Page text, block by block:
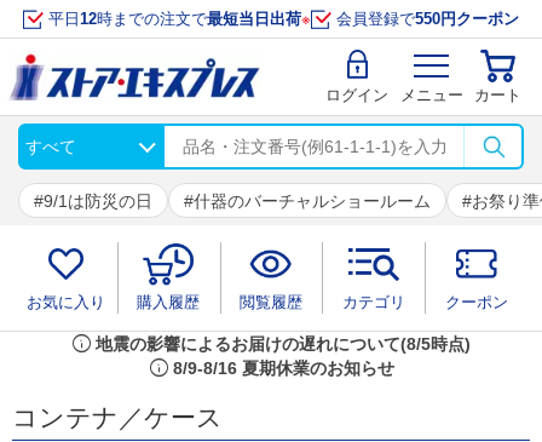
平日 12時までの注文で最短当日出荷※ 会員登録で550円クーポン
ログイン メニュー カート
9/1は防災の日 什器のバーチャルショールーム お祭り
お気に入り 購入履歴 閲覧履歴 カテゴリ クーポン
info 地震の影響によるお届けの遅れについて(8/5時点)
info 8/9-8/16 夏期休業のお知らせ
コンテナ／ケース